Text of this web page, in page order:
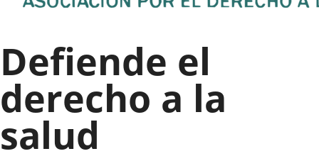
Defiende el
derecho a la
salud